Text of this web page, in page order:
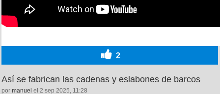
2
Así se fabrican las cadenas y eslabones de barcos
por manuel el 2 sep 2025, 11:28